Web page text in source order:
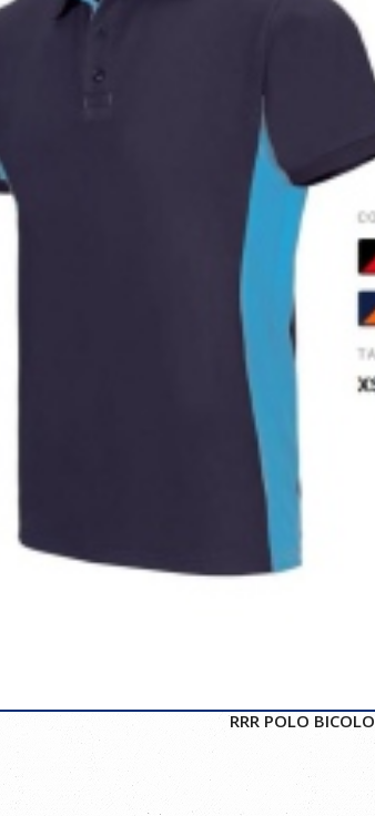
RRR POLO